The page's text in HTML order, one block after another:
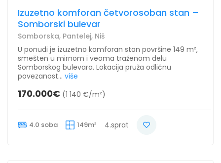
Izuzetno komforan četvorosoban stan –
Somborski bulevar
Somborska, Pantelej, Niš
U ponudi je izuzetno komforan stan površine 149 m²,
smešten u mirnom i veoma traženom delu
Somborskog bulevara. Lokacija pruža odličnu
povezanost... više
170.000€ (1 140 €/m²)
4.0 soba 149m² 4.sprat